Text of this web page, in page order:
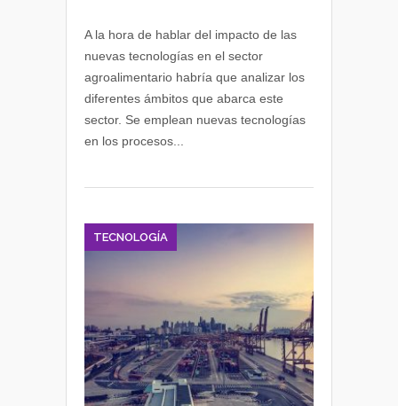
en
el
sector
A la hora de hablar del impacto de las
nuevas tecnologías en el sector
agroalimentario habría que analizar los
diferentes ámbitos que abarca este
sector. Se emplean nuevas tecnologías
en los procesos...
TECNOLOGÍA